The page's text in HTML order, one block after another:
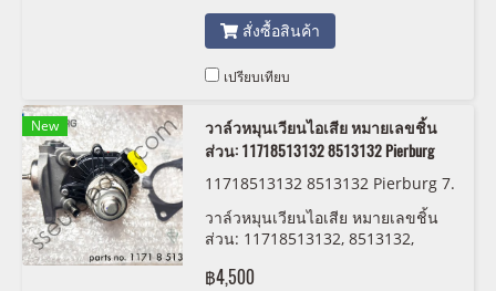
สั่งซื้อสินค้า
เปรียบเทียบ
New
วาล์วหมุนเวียนไอเสีย หมายเลขชิ้น
ส่วน: 11718513132 8513132 Pierburg
11718513132 8513132 Pierburg 7.
วาล์วหมุนเวียนไอเสีย หมายเลขชิ้น
ส่วน: 11718513132, 8513132,
฿4,500